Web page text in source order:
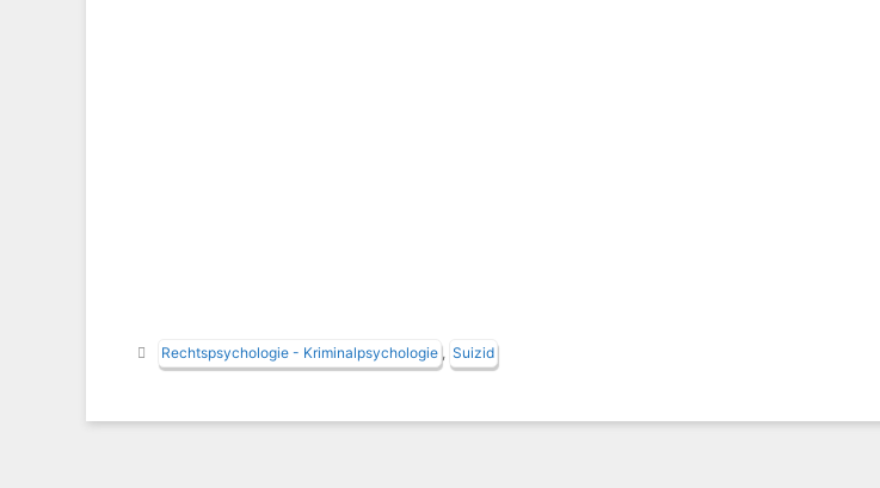
Schlagwörter
Rechtspsychologie - Kriminalpsychologie , Suizid